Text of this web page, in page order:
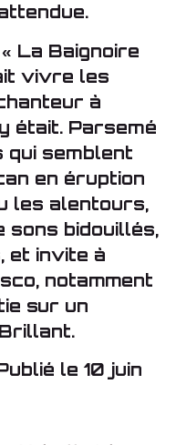
La Baignoire
vivre les
à
était. Parsemé
qui semblent
en éruption
les alentours,
bidouillés,
et invite à
notamment
sur un
le 10 juin